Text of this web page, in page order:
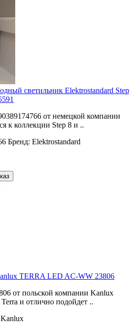
светильник Elektrostandard Step
от немецкой компании
к коллекции Step 8 и ..
Бренд: Elektrostandard
TERRA LED AC-WW 23806
от польской компании Kanlux
и отлично подойдет ..
Kanlux